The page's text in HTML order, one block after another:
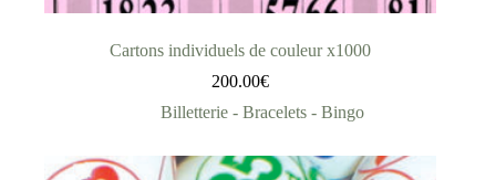
Cartons individuels de couleur x1000
200.00€
Billetterie - Bracelets - Bingo